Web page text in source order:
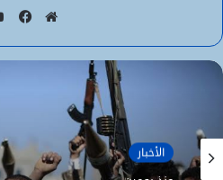
الويب
الأخبار